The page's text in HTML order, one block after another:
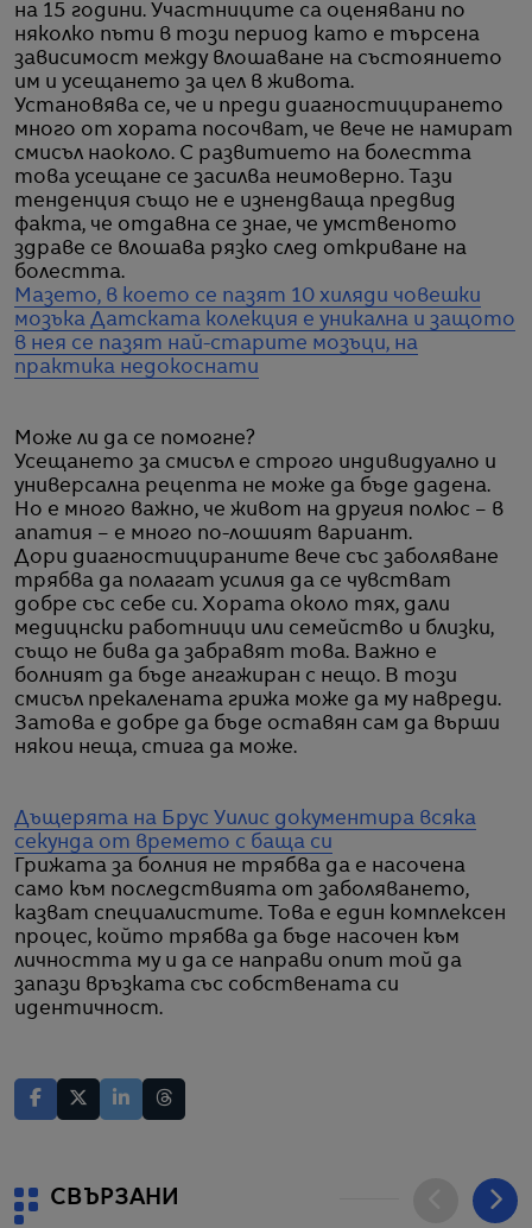
на 15 години. Участниците са оценявани по
няколко пъти в този период като е търсена
зависимост между влошаване на състоянието
им и усещането за цел в живота.
Установява се, че и преди диагностицирането
много от хората посочват, че вече не намират
смисъл наоколо. С развитието на болестта
това усещане се засилва неимоверно. Тази
тенденция също не е изнендваща предвид
факта, че отдавна се знае, че умственото
здраве се влошава рязко след откриване на
болестта.
Мазето, в което се пазят 10 хиляди човешки
мозъка Датската колекция е уникална и защото
в нея се пазят най-старите мозъци, на
практика недокоснати
Може ли да се помогне?
Усещането за смисъл е строго индивидуално и
универсална рецепта не може да бъде дадена.
Но е много важно, че живот на другия полюс – в
апатия – е много по-лошият вариант.
Дори диагностицираните вече със заболяване
трябва да полагат усилия да се чувстват
добре със себе си. Хората около тях, дали
медицнски работници или семейство и близки,
също не бива да забравят това. Важно е
болният да бъде ангажиран с нещо. В този
смисъл прекалената грижа може да му навреди.
Затова е добре да бъде оставян сам да върши
някои неща, стига да може.
Дъщерята на Брус Уилис документира всяка
секунда от времето с баща си
Грижата за болния не трябва да е насочена
само към последствията от заболяването,
казват специалистите. Това е един комплексен
процес, който трябва да бъде насочен към
личността му и да се направи опит той да
запази връзката със собствената си
идентичност.
СВЪРЗАНИ